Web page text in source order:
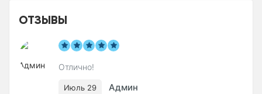
ОТЗЫВЫ
Отлично!
Июль 29 Админ